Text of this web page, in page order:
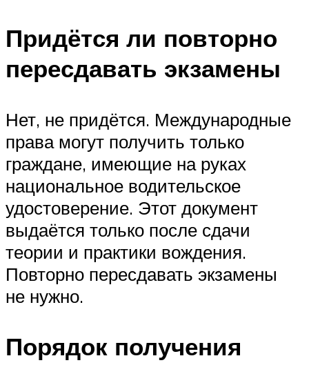
Придётся ли повторно
пересдавать экзамены
Нет, не придётся. Международные
права могут получить только
граждане, имеющие на руках
национальное водительское
удостоверение. Этот документ
выдаётся только после сдачи
теории и практики вождения.
Повторно пересдавать экзамены
не нужно.
Порядок получения